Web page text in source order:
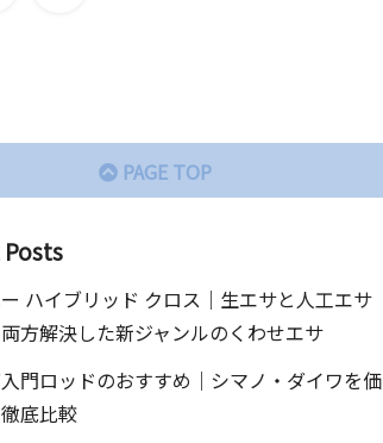
PAGE TOP
ハイブリッド クロス｜生エサと人工エサ
方解決した新ジャンルのくわせエサ
門ロッドのおすすめ｜シマノ・ダイワを価
底比較